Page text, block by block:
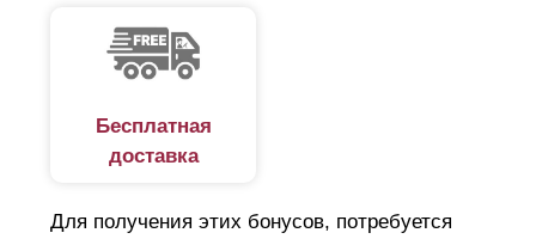
Бесплатная
доставка
Для получения этих бонусов, потребуется